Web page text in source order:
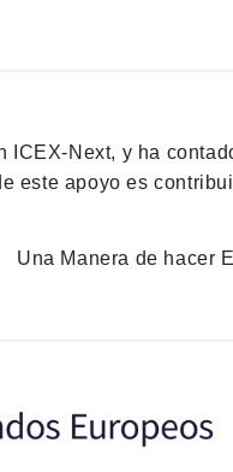
ICEX-Next, y ha
este apoyo es
Una Manera de hacer